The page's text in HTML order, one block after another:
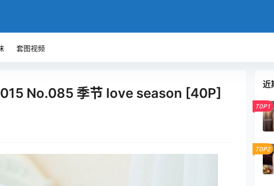
套图视频
No.085 季节 love season [40P]
近
TOP1
TOP2